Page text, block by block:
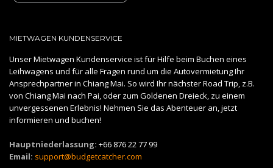
MIETWAGEN KUNDENSERVICE
Unser Mietwagen Kundenservice ist für Hilfe beim Buchen eines
Leihwagens und für alle Fragen rund um die Autovermietung Ihr
Ansprechpartner in Chiang Mai. So wird Ihr nächster Road Trip, z.B.
von Chiang Mai nach Pai, oder zum Goldenen Dreieck, zu einem
unvergessenen Erlebnis! Nehmen Sie das Abenteuer an, jetzt
informieren und buchen!
Hauptniederlassung: +66 876 22 77 99
Email: support@budgetcatcher.com